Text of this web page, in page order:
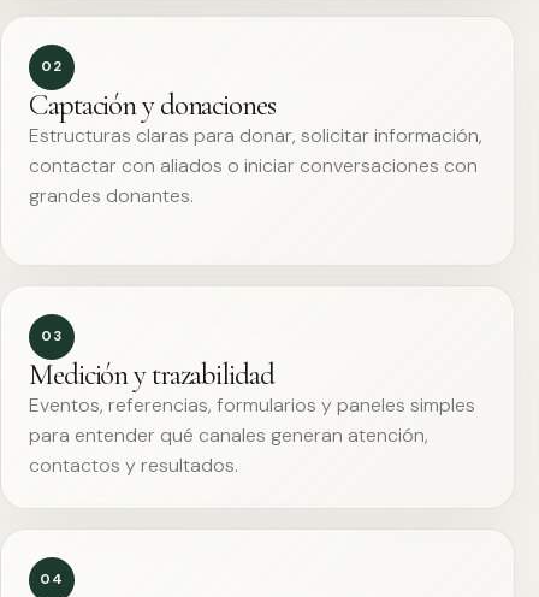
02
Captación y donaciones
Estructuras claras para donar, solicitar información,
contactar con aliados o iniciar conversaciones con
grandes donantes.
03
Medición y trazabilidad
Eventos, referencias, formularios y paneles simples
para entender qué canales generan atención,
contactos y resultados.
04